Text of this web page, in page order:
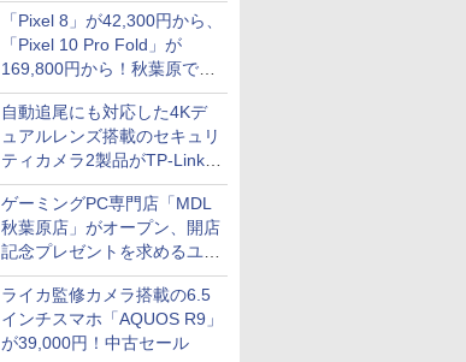
「Pixel 8」が42,300円から、
「Pixel 10 Pro Fold」が
169,800円から！秋葉原で中
古のPixelシリーズがお買い得
自動追尾にも対応した4Kデ
ュアルレンズ搭載のセキュリ
ティカメラ2製品がTP-Linkか
ら
ゲーミングPC専門店「MDL
秋葉原店」がオープン、開店
記念プレゼントを求めるユー
ザーが押し寄せ長蛇の列に
ライカ監修カメラ搭載の6.5
インチスマホ「AQUOS R9」
が39,000円！中古セール